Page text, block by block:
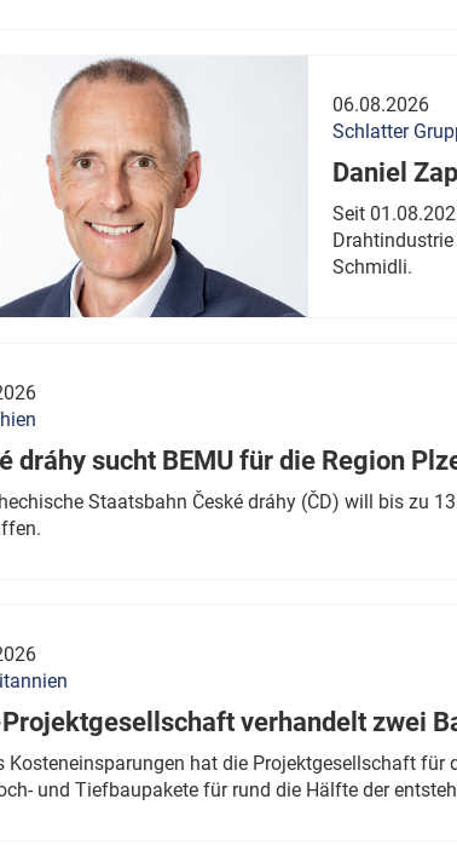
06.08.2026
Schlatter
Daniel
Seit
Schmidli.
dráhy sucht BEMU für die Region
Staatsbahn České dráhy (ČD) will bis zu
verhandelt zwei
Kosteneinsparungen hat die Projektgesellschaft für
und Tiefbaupakete für rund die Hälfte der